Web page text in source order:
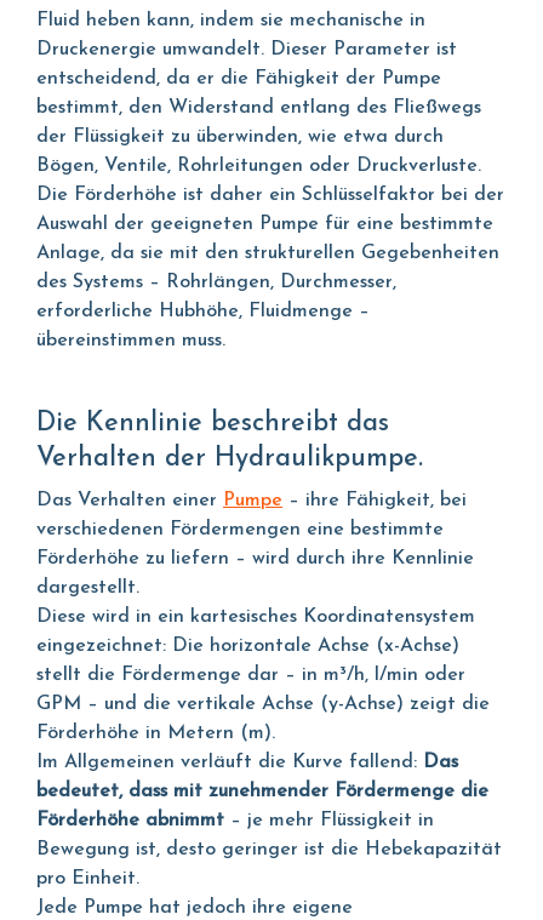
Fluid heben kann, indem sie mechanische in
Druckenergie umwandelt. Dieser Parameter ist
entscheidend, da er die Fähigkeit der Pumpe
bestimmt, den Widerstand entlang des Fließwegs
der Flüssigkeit zu überwinden, wie etwa durch
Bögen, Ventile, Rohrleitungen oder Druckverluste.
Die Förderhöhe ist daher ein Schlüsselfaktor bei der
Auswahl der geeigneten Pumpe für eine bestimmte
Anlage, da sie mit den strukturellen Gegebenheiten
des Systems – Rohrlängen, Durchmesser,
erforderliche Hubhöhe, Fluidmenge –
übereinstimmen muss.
Die Kennlinie beschreibt das
Verhalten der Hydraulikpumpe.
Das Verhalten einer Pumpe – ihre Fähigkeit, bei
verschiedenen Fördermengen eine bestimmte
Förderhöhe zu liefern – wird durch ihre Kennlinie
dargestellt.
Diese wird in ein kartesisches Koordinatensystem
eingezeichnet: Die horizontale Achse (x-Achse)
stellt die Fördermenge dar – in m³/h, l/min oder
GPM – und die vertikale Achse (y-Achse) zeigt die
Förderhöhe in Metern (m).
Im Allgemeinen verläuft die Kurve fallend: Das
bedeutet, dass mit zunehmender Fördermenge die
Förderhöhe abnimmt – je mehr Flüssigkeit in
Bewegung ist, desto geringer ist die Hebekapazität
pro Einheit.
Jede Pumpe hat jedoch ihre eigene